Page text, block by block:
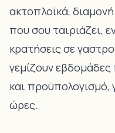
ακτοπλοϊκά,
που σου ταιριάζει,
κρατήσεις σε
γεμίζουν
και
ώρες.